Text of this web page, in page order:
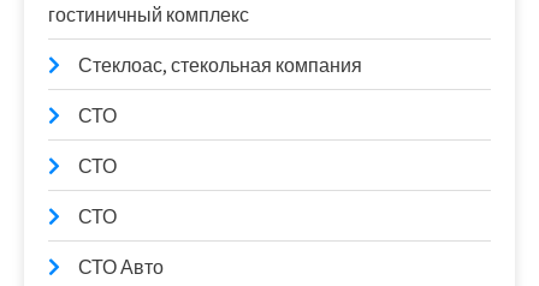
гостиничный комплекс
Стеклоас, стекольная компания
СТО
СТО
СТО
СТО Авто